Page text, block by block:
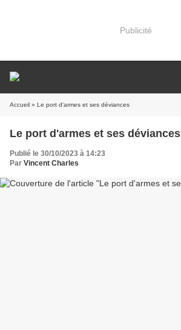
Publicité
Accueil » Le port d'armes et ses déviances
Le port d'armes et ses déviances
Publié le 30/10/2023 à 14:23
Par Vincent Charles